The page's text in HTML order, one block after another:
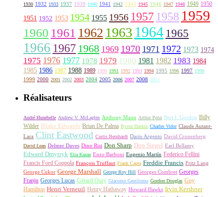
1930 1932 1933 1937 1939 1940 1941 1942 1943 1945 1946 1947 1948 1949 1950
1951 1952 1953 1954 1955 1956 1957 1958 1959
1960 1961 1962 1963 1964 1965
1966 1967 1968 1969 1970 1971 1972 1973 1974
1975 1976 1977 1978 1979 1980 1981 1982 1983 1984
1985 1986 1987 1988 1989 1990 1991 1992 1993 1994 1995 1996 1997 1998
1999 2000 2001 2002 2003 2004 2005 2006 2007 2008 2011
Réalisateurs
André Hunebelle Andrew V. McLaglen Anthony Mann Arthur Penn Bert I. Gordon Billy
Wilder Blake Edwards Brian De Palma Byron Haskin Charles Vidor Claude Autant-
Lara Clint Eastwood Curtis Bernhardt Dario Argento David Cronenberg
David Lean Delmer Daves Dino Risi Don Sharp Don Siegel Earl Bellamy
Edward Dmytryk Elia Kazan Enzo Barboni Eugenio Martín Federico Fellini
Francis Ford Coppola François Truffaut Frank Capra Freddie Francis Fritz Lang
George Cukor George Marshall George Roy Hill Georges Combret Georges
Franju Georges Lucas Gérard Oury Giacomo Gentilomo Gordon Douglas Guy
Hamilton Henri Verneuil Henry Hathaway Howard Hawks Irvin Kershner